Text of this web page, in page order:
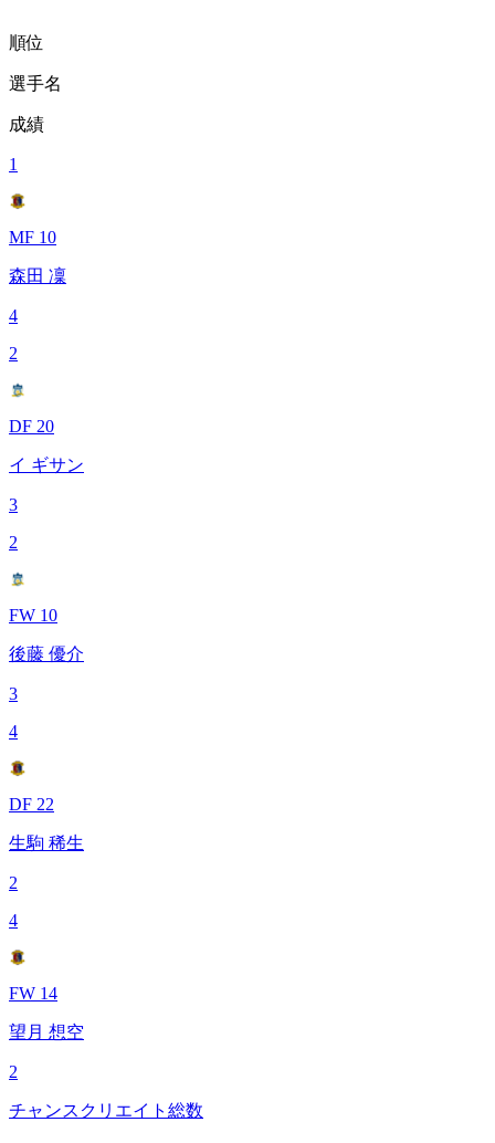
順位
選手名
成績
1
MF 10
森田 凜
4
2
DF 20
イ ギサン
3
2
FW 10
後藤 優介
3
4
DF 22
生駒 稀生
2
4
FW 14
望月 想空
2
チャンスクリエイト総数